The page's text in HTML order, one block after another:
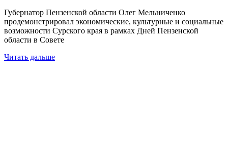
Губернатор Пензенской области Олег Мельниченко
продемонстрировал экономические, культурные и социальные
возможности Сурского края в рамках Дней Пензенской
области в Совете
Читать дальше